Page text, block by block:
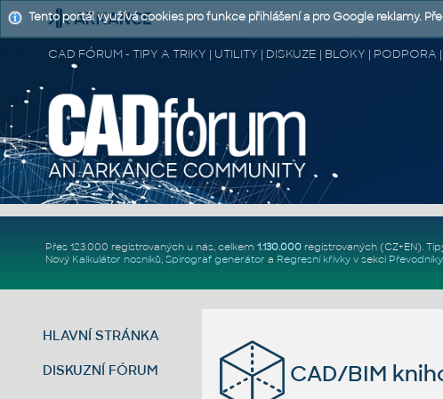
CAD FÓRUM - TIPY A TRIKY | UTILITY | DISKUZE | BLOKY |
Přes 123.000 registrovaných u nás, celkem 1.130.000registrovaných (CZ+EN).
Nový Kalkulátor nosníků, Spirograf generátor a Regresní křivkyv sekci Převodníky.
HLAVNÍ STRÁNKA
DISKUZNÍ FÓRUM CAD/BIM
Tento portál využívá cookies pro funkce přihlášení a pro Google reklamy.